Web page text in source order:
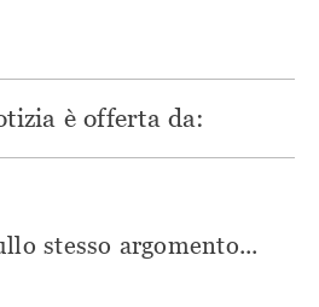
è offerta da:
stesso argomento...